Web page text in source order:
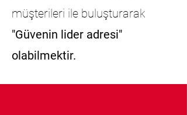
müşterileri ile buluşturarak
"Güvenin lider adresi"
olabilmektir.